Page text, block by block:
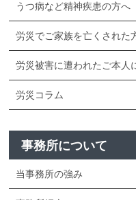
うつ病など精神疾患の方へ
労災でご家族を亡くされた
労災被害に遭われたご本人
労災コラム
事務所について
当事務所の強み